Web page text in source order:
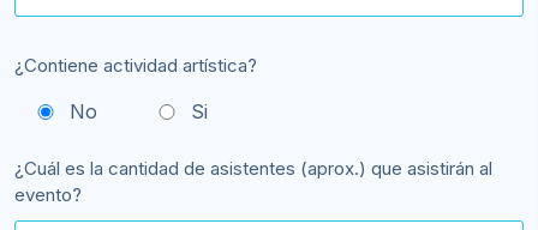
¿Contiene actividad artística?
No Si
¿Cuál es la cantidad de asistentes (aprox.) que asistirán al
evento?